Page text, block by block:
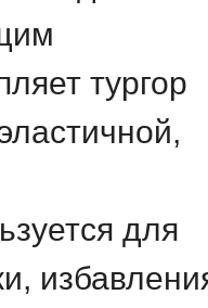
тургор
для